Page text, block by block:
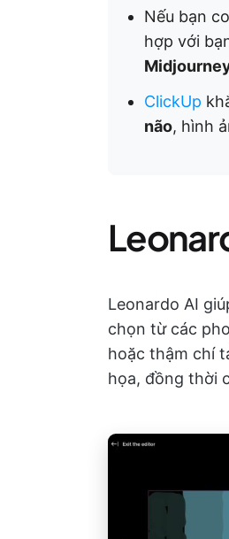
Nếu bạn
hợp với
ClickUp
não, hình
Leonardo AI
chọn từ các
hoặc thậm chí
họa, đồng thời